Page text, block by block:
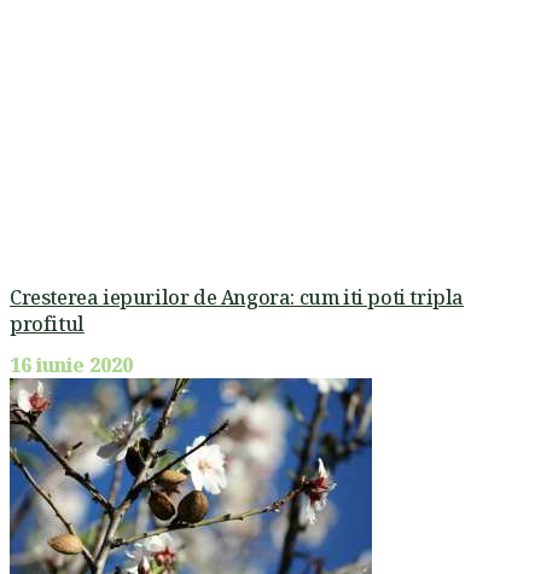
Cresterea iepurilor de Angora: cum iti poti tripla
profitul
16 iunie 2020